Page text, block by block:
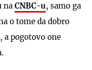
na CNBC-u, samo ga
o tome da dobro
a pogotovo one